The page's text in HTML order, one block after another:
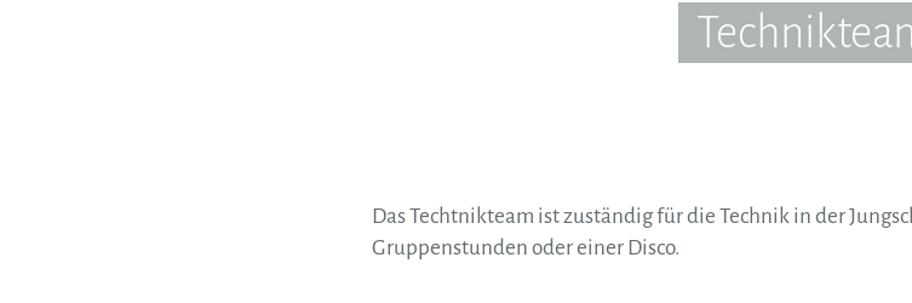
Das Techtnikteam ist zuständig für die Technik in der
Gruppenstunden oder einer Disco.